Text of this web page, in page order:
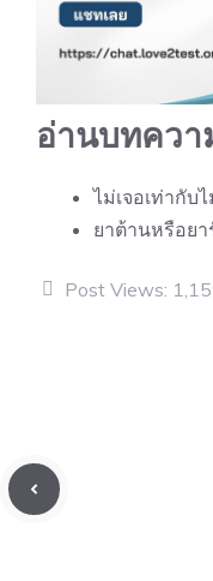
อ่านบทควา
ไม่เจอเท่ากับ
ยาต้านหรือยา
Post Views: